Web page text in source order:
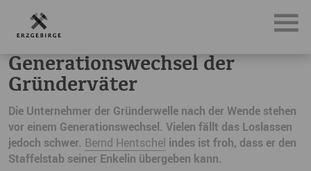
News, Neuigkeiten & Nachrichten aus dem Erzgebirge
Generationswechsel der
Gründerväter
Die Unternehmer der Gründerwelle nach der Wende stehen
vor einem Generationswechsel. Vielen fällt das Loslassen
jedoch schwer. Bernd Hentschel indes ist froh, dass er den
Staffelstab seiner Enkelin übergeben kann.